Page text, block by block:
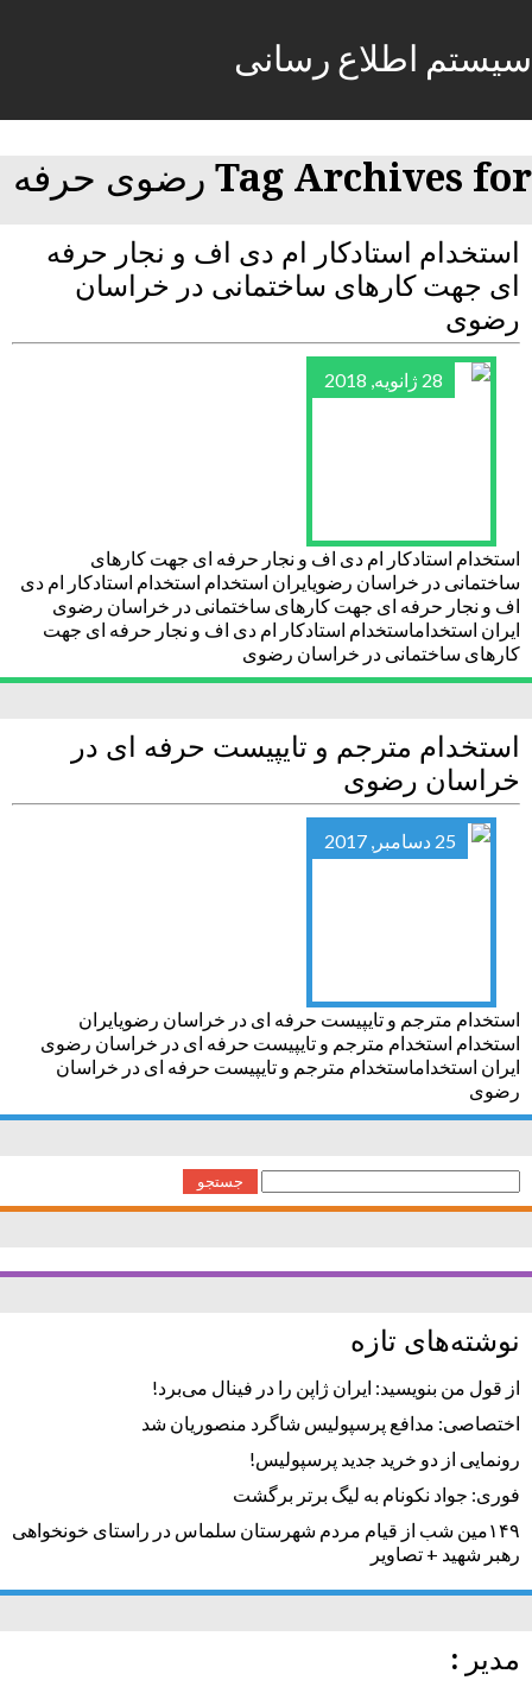
سیستم اطلاع رسانی
Tag Archives for رضوی حرفه
استخدام استادکار ام دی اف و نجار حرفه
ای جهت کارهای ساختمانی در خراسان
رضوی
28 ژانویه, 2018
استخدام استادکار ام دی اف و نجار حرفه ای جهت کارهای
ساختمانی در خراسان رضویایران استخدام استخدام استادکار ام دی
اف و نجار حرفه ای جهت کارهای ساختمانی در خراسان رضوی
ایران استخداماستخدام استادکار ام دی اف و نجار حرفه ای جهت
کارهای ساختمانی در خراسان رضوی
استخدام مترجم و تایپیست حرفه ای در
خراسان رضوی
25 دسامبر, 2017
استخدام مترجم و تایپیست حرفه ای در خراسان رضویایران
استخدام استخدام مترجم و تایپیست حرفه ای در خراسان رضوی
ایران استخداماستخدام مترجم و تایپیست حرفه ای در خراسان
رضوی
جستجو
برای:
نوشته‌های تازه
از قول من بنویسید: ایران ژاپن را در فینال می‌برد!
اختصاصی: مدافع پرسپولیس شاگرد منصوریان شد
رونمایی از دو خرید جدید پرسپولیس!
فوری: جواد نکونام به لیگ برتر برگشت
۱۴۹مین شب از قیام مردم شهرستان سلماس در راستای خونخواهی
رهبر شهید + تصاویر
مدیر :